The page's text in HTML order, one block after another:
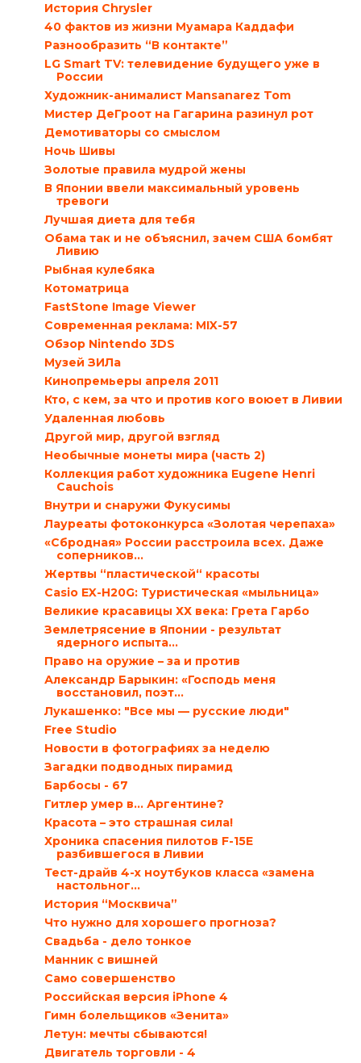
История Chrysler
40 фактов из жизни Муамара Каддафи
Разнообразить “В контакте”
LG Smart TV: телевидение будущего уже в
России
Художник-анималист Mansanarez Tom
Мистер ДеГроот на Гагарина разинул рот
Демотиваторы со смыслом
Ночь Шивы
Золотые правила мудрой жены
В Японии ввели максимальный уровень
тревоги
Лучшая диета для тебя
Обама так и не объяснил, зачем США бомбят
Ливию
Рыбная кулебяка
Котоматрица
FastStone Image Viewer
Современная реклама: MIX-57
Обзор Nintendo 3DS
Музей ЗИЛа
Кинопремьеры апреля 2011
Кто, с кем, за что и против кого воюет в Ливии
Удаленная любовь
Другой мир, другой взгляд
Необычные монеты мира (часть 2)
Коллекция работ художника Eugene Henri
Cauchois
Внутри и снаружи Фукусимы
Лауреаты фотоконкурса «Золотая черепаха»
«Сбродная» России расстроила всех. Даже
соперников…
Жертвы “пластической“ красоты
Casio EX-H20G: Туристическая «мыльница»
Великие красавицы ХХ века: Грета Гарбо
Землетрясение в Японии - результат
ядерного испыта...
Право на оружие – за и против
Александр Барыкин: «Господь меня
восстановил, поэт...
Лукашенко: "Все мы — русские люди"
Free Studio
Новости в фотографиях за неделю
Загадки подводных пирамид
Барбосы - 67
Гитлер умер в… Аргентине?
Красота – это страшная сила!
Хроника спасения пилотов F-15E
разбившегося в Ливии
Тест-драйв 4-х ноутбуков класса «замена
настольног...
История “Москвича”
Что нужно для хорошего прогноза?
Свадьба - дело тонкое
Манник с вишней
Само совершенство
Российская версия iPhone 4
Гимн болельщиков «Зенита»
Летун: мечты сбываются!
Двигатель торговли - 4